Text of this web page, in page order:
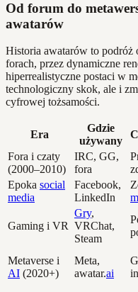
Od forum do
awatarów
Historia awatarów to podróż
forach, przez dynamiczne
hiperrealistyczne postaci w
technologiczny skok, ale i
cyfrowej tożsamości.
Era
Gdzie
używany
Fora i czaty
(2000–2010)
IRC, GG,
fora
Epoka social
media
Facebook,
LinkedIn
Gaming i VR
Gry,
VRChat,
Steam
Metaverse i
AI (2020+)
Meta,
awatar.ai